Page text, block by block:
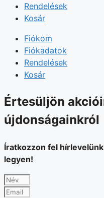
Rendelések
Kosár
Fiókom
Fiókadatok
Rendelések
Kosár
Értesüljön
újdonságainkról
Íratkozzon fel
legyen!